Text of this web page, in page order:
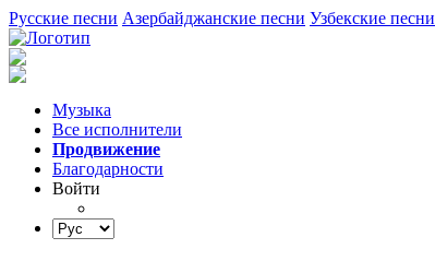
Русские песни Азербайджанские песни Узбекские песни
Музыка
Все исполнители
Продвижение
Благодарности
Войти